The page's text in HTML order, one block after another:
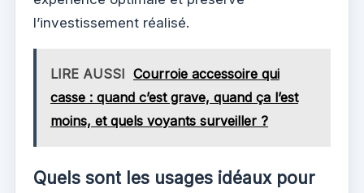
l’investissement réalisé.
LIRE AUSSI Courroie accessoire qui
casse : quand c’est grave, quand ça l’est
moins, et quels voyants surveiller ?
Quels sont les usages idéaux pour